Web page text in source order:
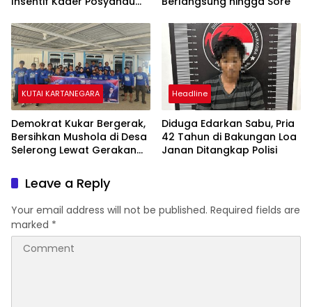
KUTAI KARTANEGARA
Demokrat Kukar Bergerak,
Bersihkan Mushola di Desa
Selerong Lewat Gerakan
Headline
Diduga Edarkan Sabu, Pria
42 Tahun di Bakungan Loa
Janan Ditangkap Polisi
Leave a Reply
Your email address will not be published. Required fields are
marked *